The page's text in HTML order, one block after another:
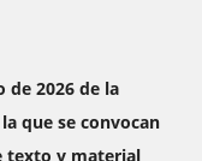
de 2026 de la
que se convocan
texto y material